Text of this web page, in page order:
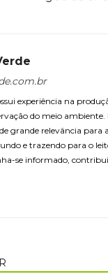
experiência na
do meio
grande relevância para
e trazendo para o
se informado,